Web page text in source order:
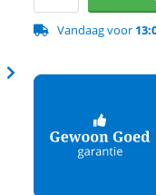
Vandaag voor